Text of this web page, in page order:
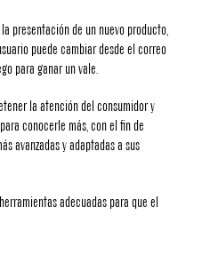
presentación de un nuevo producto,
puede cambiar desde el correo
para ganar un vale.
la atención del consumidor y
conocerle más, con el fin de
avanzadas y adaptadas a sus
adecuadas para que el